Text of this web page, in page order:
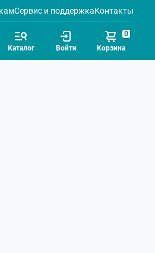
Сервис и поддержкаКонтакты
Каталог Войти Корзина
0